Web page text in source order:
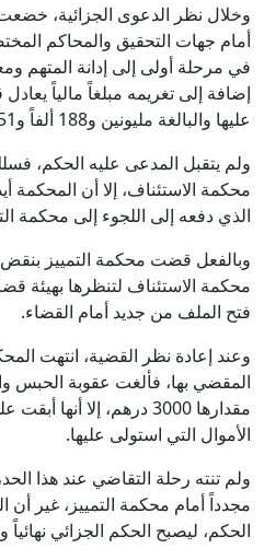
وخلال نظر الدعوى الجزائية،
أمام جهات التحقيق والمحاكم
في مرحلة أولى إلى إدانة المتهم
إضافة إلى تغريمه مبلغاً مالياً
عليها والبالغة مليونين و188 ألفاً و951 درهماً.
ولم يتقبل المدعى عليه الحكم،
محكمة الاستئناف، إلا أن المحكمة
الذي دفعه إلى اللجوء إلى محكمة
وبالفعل قضت محكمة التمييز
محكمة الاستئناف لتنظرها بهيئة
فتح الملف من جديد أمام القضاء.
وعند إعادة نظر القضية، انتهت
المقضي بها، فألغت عقوبة الحبس
مقدارها 3000 درهم، إلا
الأموال التي استولى عليها.
ولم تنته رحلة التقاضي عند هذا
مجدداً أمام محكمة التمييز، غير
الحكم، ليصبح الحكم الجزائي نهائياً